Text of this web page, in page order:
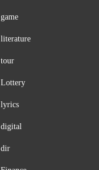
game
literature
tour
Lottery
lyrics
digital
dir